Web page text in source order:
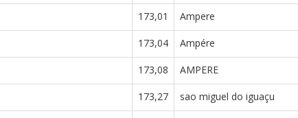
173,01 Ampere
173,04 Ampére
173,08 AMPERE
173,27 sao miguel do iguaçu